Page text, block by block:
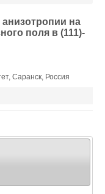
на
поля в (111)-
Саранск, Россия